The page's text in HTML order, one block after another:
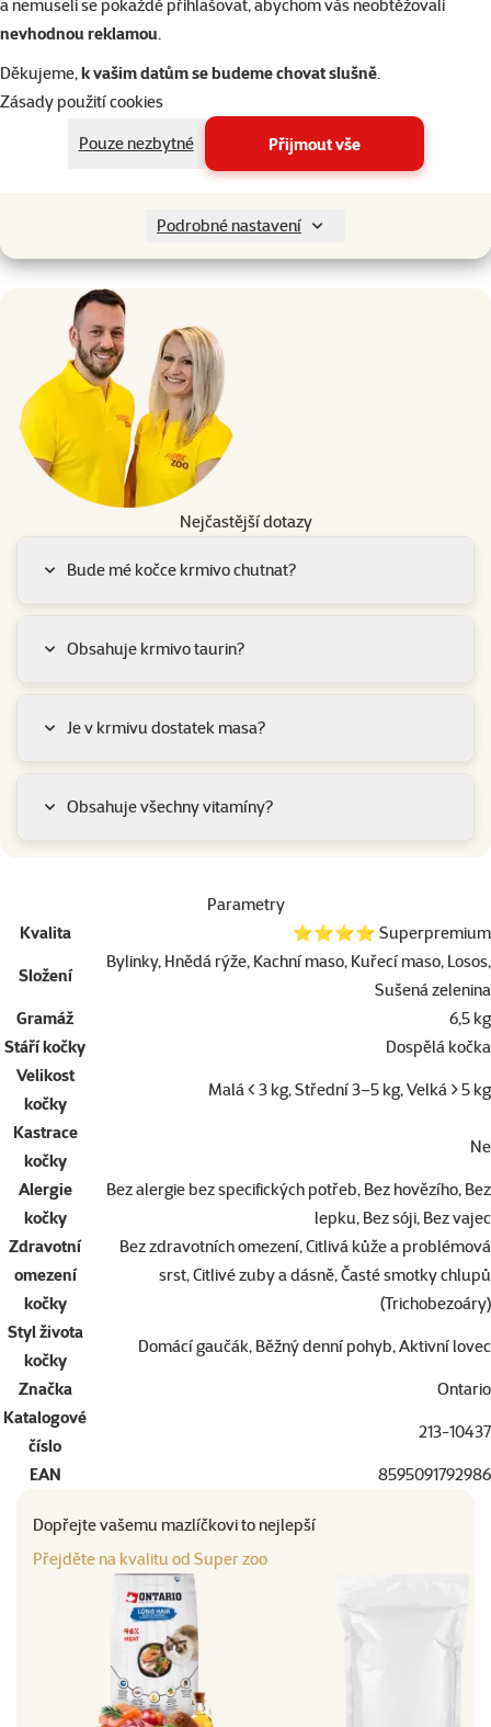
a nemuseli se pokaždé přihlašovat, abychom vás neobtěžovali
nevhodnou reklamou.
Děkujeme,k vašim datům se budeme chovat slušně.
Zásady použití cookies
Pouze nezbytné
Přijmout vše
Podrobné nastavení
Nejčastější dotazy
Bude mé kočce krmivo chutnat?
Obsahuje krmivo taurin?
Je v krmivu dostatek masa?
Obsahuje všechny vitamíny?
Parametry
Kvalita
⭐⭐⭐⭐ Superpremium
Složení
Bylinky, Hnědá rýže, Kachní maso, Kuřecí maso, Losos,
Sušená zelenina
Gramáž
6,5 kg
Stáří kočky
Dospělá kočka
Velikost
kočky
Malá < 3 kg, Střední 3–5 kg, Velká > 5 kg
Kastrace
kočky
Ne
Alergie
kočky
Bez alergie bez specifických potřeb, Bez hovězího, Bez
lepku, Bez sóji, Bez vajec
Zdravotní
omezení
kočky
Bez zdravotních omezení, Citlivá kůže a problémová
srst, Citlivé zuby a dásně, Časté smotky chlupů
(Trichobezoáry)
Styl života
kočky
Domácí gaučák, Běžný denní pohyb, Aktivní lovec
Značka
Ontario
Katalogové
číslo
213-10437
EAN 8595091792986
Dopřejte vašemu mazlíčkovi to nejlepší
Přejděte na kvalitu od Super zoo